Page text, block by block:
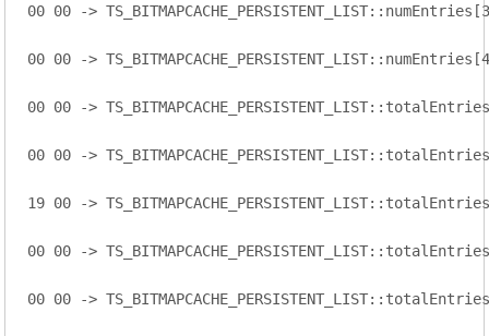
00 00 ->
00 00 ->
00 00 ->
00 00 ->
19 00 ->
00 00 ->
00 00 ->